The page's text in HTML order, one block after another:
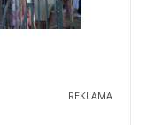
REKLAMA